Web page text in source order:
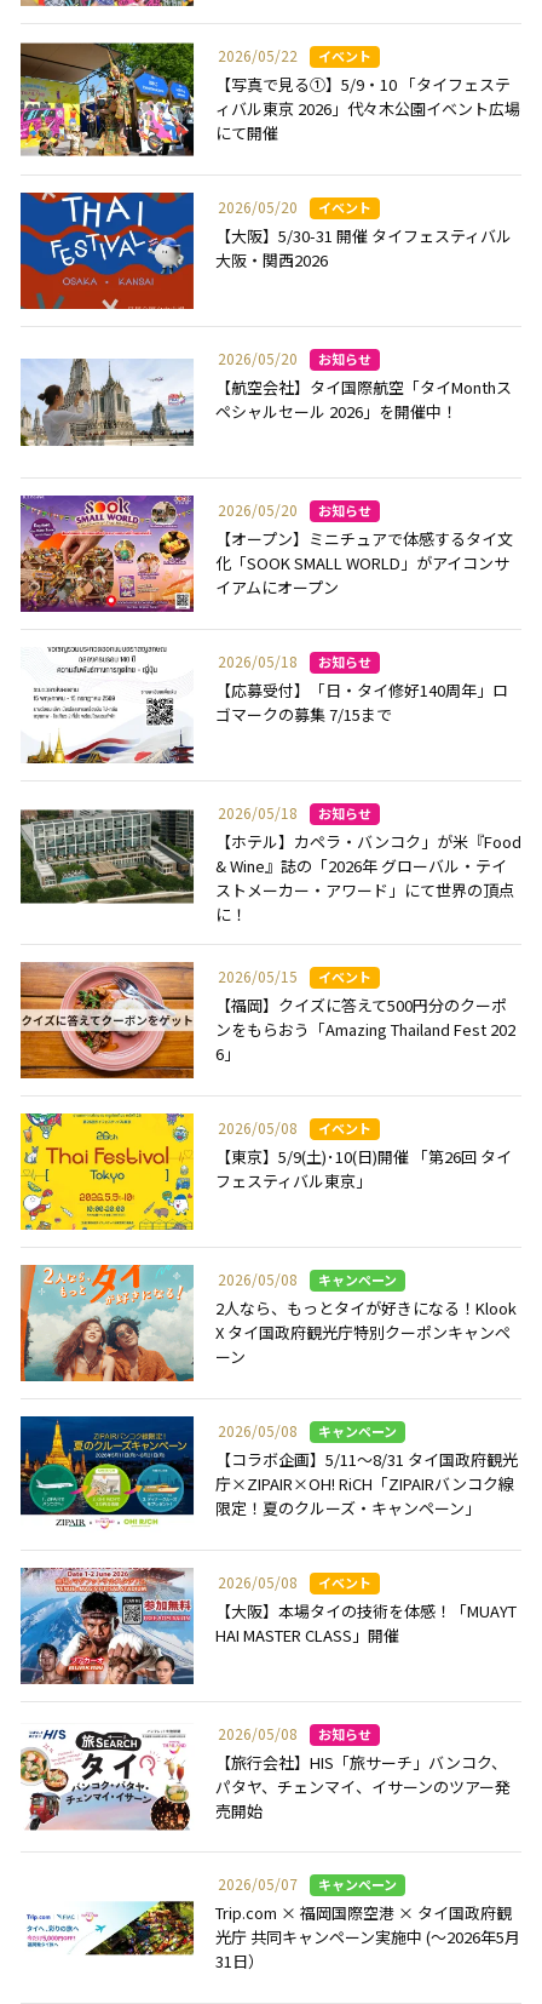
2026/05/22
【写真で見る①】5/9・10 「タイフェステ
ィバル東京 2026」代々木公園イベント広場
にて開催
2026/05/20
【大阪】5/30-31 開催 タイフェスティバル
大阪・関西2026
2026/05/20
【航空会社】タイ国際航空「タイMonthス
ペシャルセール 2026」を開催中！
2026/05/20
【オープン】ミニチュアで体感するタイ文
化「SOOK SMALL WORLD」がアイコンサ
イアムにオープン
2026/05/18
【応募受付】「日・タイ修好140周年」ロ
ゴマークの募集 7/15まで
2026/05/18
【ホテル】カペラ・バンコク」が米『Food
& Wine』誌の「2026年 グローバル・テイ
ストメーカー・アワード」にて世界の頂点
に！
2026/05/15
【福岡】クイズに答えて500円分のクーポ
ンをもらおう「Amazing Thailand Fest 202
6」
2026/05/08
【東京】5/9(土)･10(日)開催 「第26回 タイ
フェスティバル東京」
2026/05/08
2人なら、もっとタイが好きになる！Klook
X タイ国政府観光庁特別クーポンキャンペ
ーン
2026/05/08
【コラボ企画】5/11～8/31 タイ国政府観光
庁×ZIPAIR×OH! RiCH「ZIPAIRバンコク線
限定！夏のクルーズ・キャンペーン」
2026/05/08
【大阪】本場タイの技術を体感！「MUAYT
HAI MASTER CLASS」開催
2026/05/08
【旅行会社】HIS「旅サーチ」バンコク、
パタヤ、チェンマイ、イサーンのツアー発
売開始
2026/05/07
Trip.com × 福岡国際空港 × タイ国政府観
光庁 共同キャンペーン実施中 (～2026年5月
31日）